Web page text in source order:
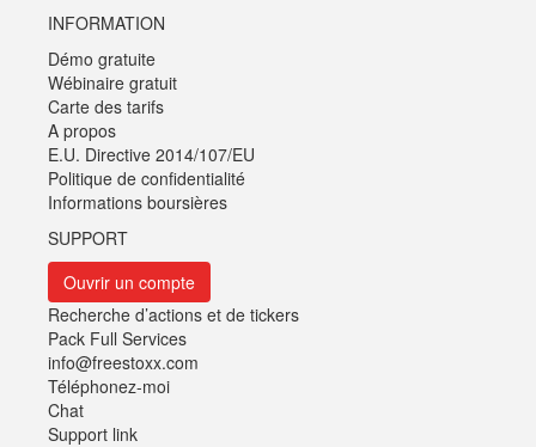
INFORMATION
Démo gratuite
Wébinaire gratuit
Carte des tarifs
A propos
E.U. Directive 2014/107/EU
Politique de confidentialité
Informations boursières
SUPPORT
Ouvrir un compte
Recherche d’actions et de tickers
Pack Full Services
info@freestoxx.com
Téléphonez-moi
Chat
Support link